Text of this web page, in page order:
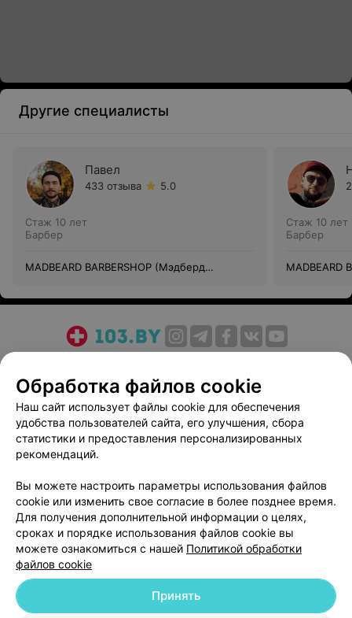
Другие специалисты
Павел
433 отзыва 5.0
Стаж 10 лет
Барбер
MADBEARD BARBERSHOP (Мэдберд
Стаж 10 лет
Барбер
MADBEARD
Медицинский маркетинг
Публичный договор
Пользовательское соглашение
Способы оплаты
Вакансии
Партнеры
Написать руководителю 103.by
Персональные настройки cookie
Обработка персональных данных
Обработка файлов cookie
Наш сайт использует файлы cookie для обеспечения
удобства пользователей сайта, его улучшения, сбора
статистики и предоставления персонализированных
рекомендаций.
Вы можете настроить параметры использования файлов
cookie или изменить свое согласие в более позднее время.
Для получения дополнительной информации о целях,
сроках и порядке использования файлов cookie вы
можете ознакомиться с нашей Политикой обработки
файлов cookie
Принять